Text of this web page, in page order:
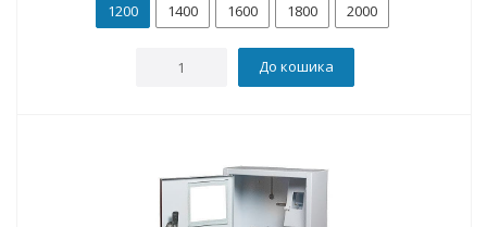
1200 1400 1600 1800 2000
До кошика